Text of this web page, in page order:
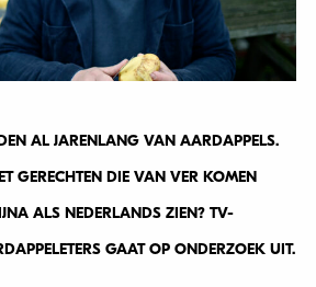
AL JARENLANG VAN AARDAPPELS.
GERECHTEN DIE VAN VER KOMEN
ALS NEDERLANDS ZIEN? TV-
GAAT OP ONDERZOEK UIT.